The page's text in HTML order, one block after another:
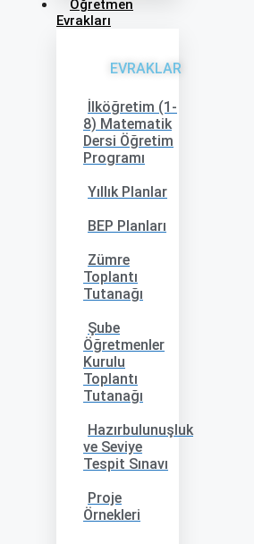
Öğretmen
Evrakları
EVRAKLAR
İlköğretim (1-
8) Matematik
Dersi Öğretim
Programı
Yıllık Planlar
BEP Planları
Zümre
Toplantı
Tutanağı
Şube
Öğretmenler
Kurulu
Toplantı
Tutanağı
Hazırbulunuşluk
ve Seviye
Tespit Sınavı
Proje
Örnekleri